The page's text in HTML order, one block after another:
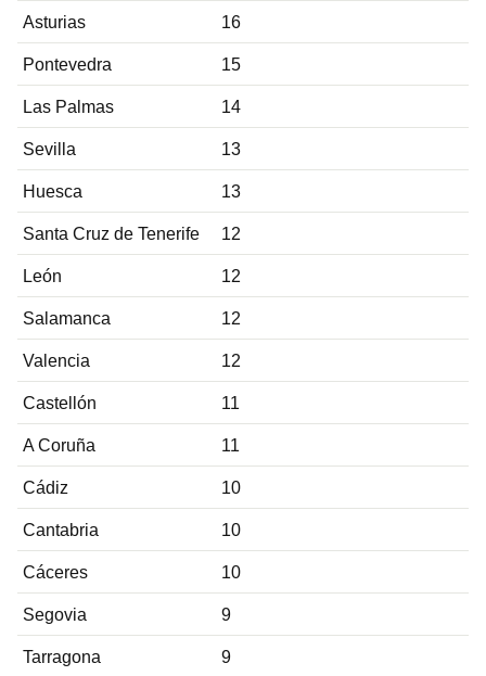
Asturias 16
Pontevedra 15
Las Palmas 14
Sevilla 13
Huesca 13
Santa Cruz de Tenerife 12
León 12
Salamanca 12
Valencia 12
Castellón 11
A Coruña 11
Cádiz 10
Cantabria 10
Cáceres 10
Segovia 9
Tarragona 9